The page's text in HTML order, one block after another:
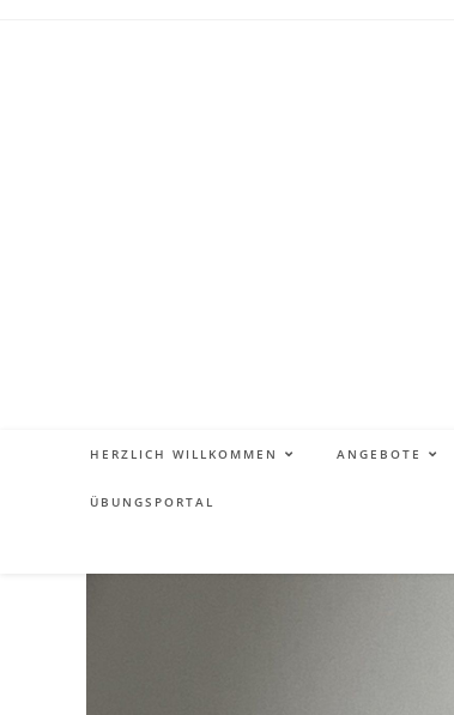
HERZLICH WILLKOMMEN ANGEBOTE
ÜBUNGSPORTAL